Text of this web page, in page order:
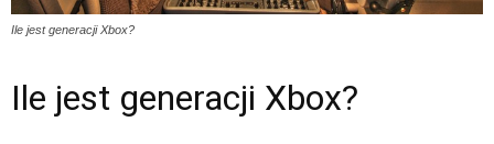
Ile jest generacji Xbox?
Ile jest generacji Xbox?